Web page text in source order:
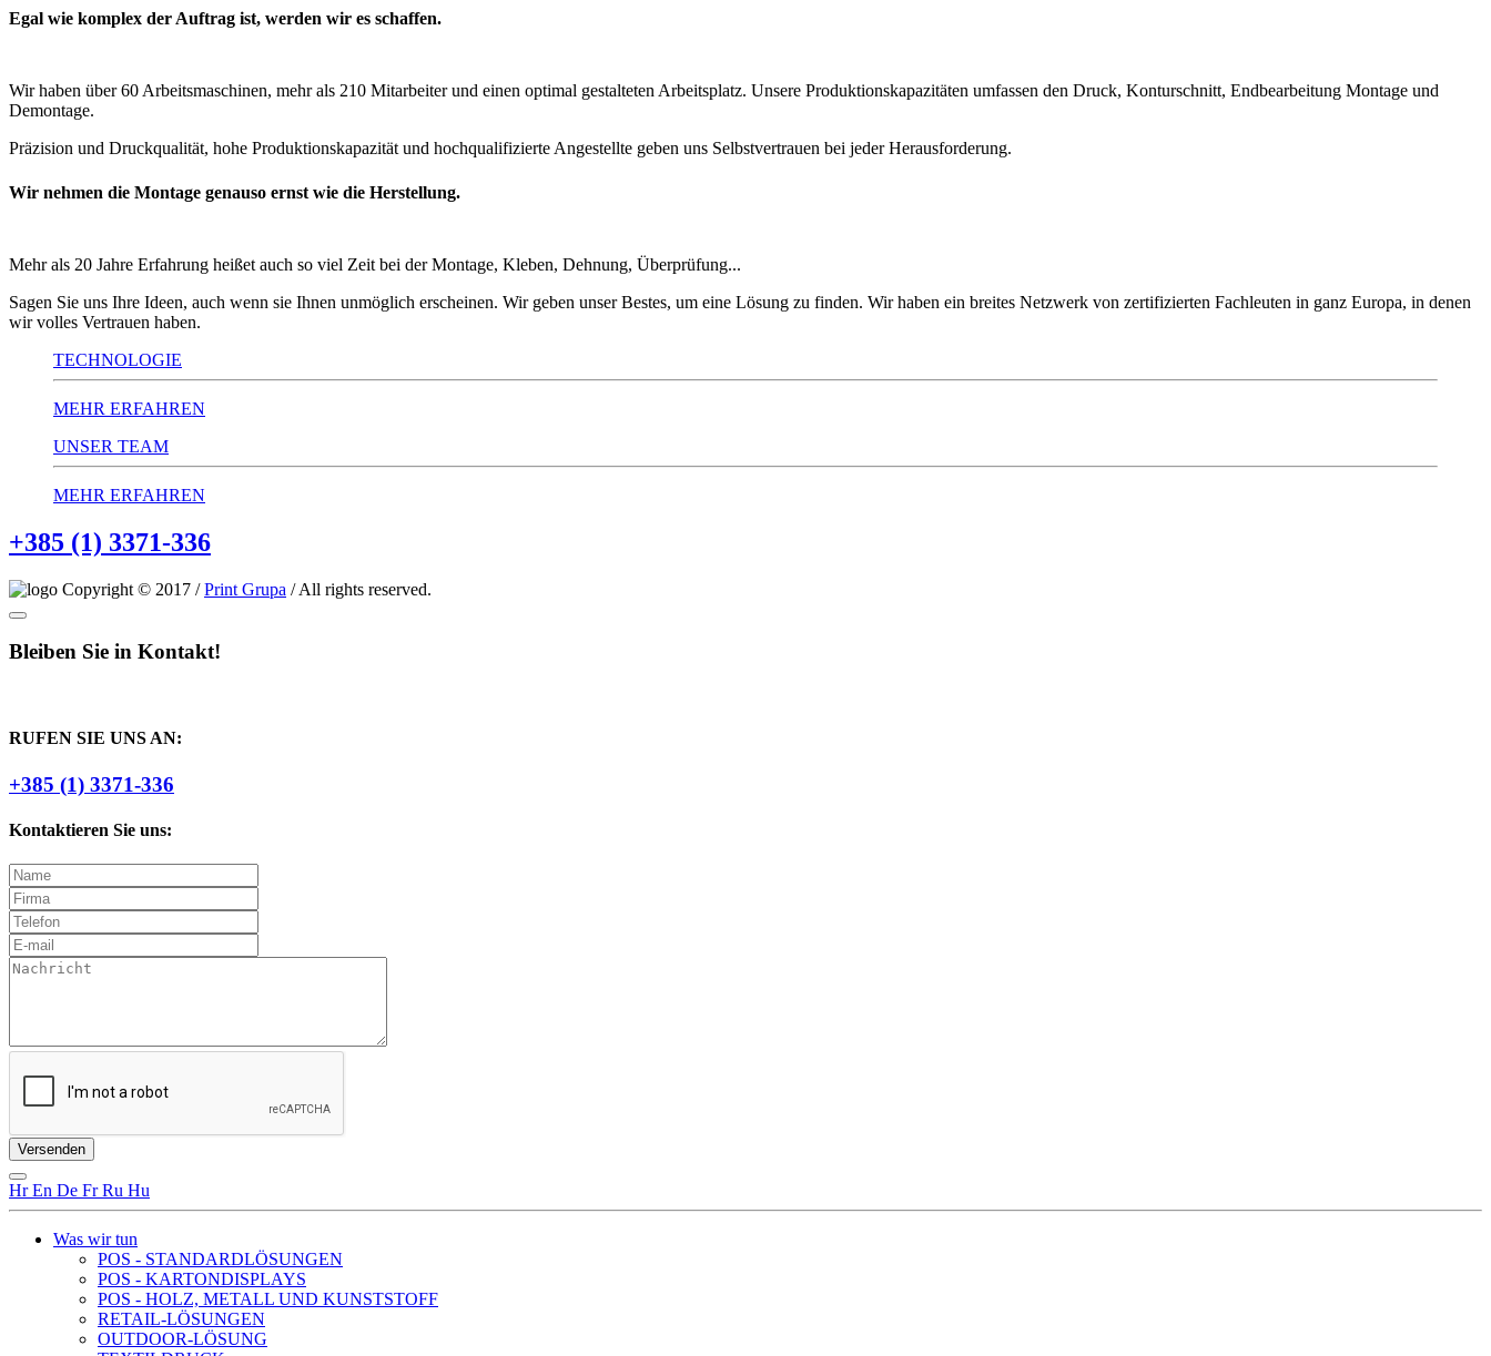
Egal wie komplex der Auftrag ist, werden wir es schaffen.
Wir haben über 60 Arbeitsmaschinen, mehr als 210 Mitarbeiter und einen optimal gestalteten Arbeitsplatz. Unsere Produktionskapazitäten umfassen den Druck, Konturschnitt, Endbearbeitung Montage und
Demontage.
Präzision und Druckqualität, hohe Produktionskapazität und hochqualifizierte Angestellte geben uns Selbstvertrauen bei jeder Herausforderung.
Wir nehmen die Montage genauso ernst wie die Herstellung.
Mehr als 20 Jahre Erfahrung heißet auch so viel Zeit bei der Montage, Kleben, Dehnung, Überprüfung...
Sagen Sie uns Ihre Ideen, auch wenn sie Ihnen unmöglich erscheinen. Wir geben unser Bestes, um eine Lösung zu finden. Wir haben ein breites Netzwerk von zertifizierten Fachleuten in ganz Europa, in denen
wir volles Vertrauen haben.
TECHNOLOGIE
MEHR ERFAHREN
UNSER TEAM
MEHR ERFAHREN
+385 (1) 3371-336
Copyright © 2017 /Print Grupa / All rights reserved.
Bleiben Sie in Kontakt!
RUFEN SIE UNS AN:
+385 (1) 3371-336
Kontaktieren Sie uns:
HrEn De FrRu Hu
Was wir tun
POS - STANDARDLÖSUNGEN
POS - KARTONDISPLAYS
POS - HOLZ, METALL UND KUNSTSTOFF
RETAIL-LÖSUNGEN
OUTDOOR-LÖSUNG